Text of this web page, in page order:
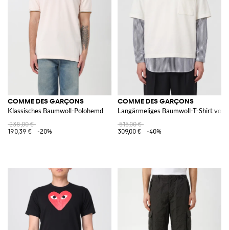
COMME DES GARÇONS
Klassisches Baumwoll-Polohemd
238,00 €
190,39 €
-20%
COMME DES GARÇONS
Langärmeliges Baumwoll-T-Shirt von
515,00 €
309,00 €
-40%